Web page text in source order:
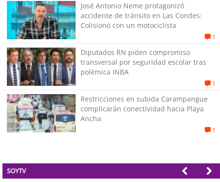
José Antonio Neme protagonizó
accidente de tránsito en Las Condes:
Colisionó con un motociclista
1
Diputados RN piden compromiso
transversal por seguridad escolar tras
polémica INBA
1
Restricciones en subida Carampangue
complicarán conectividad hacia Playa
Ancha
1
SOYTV